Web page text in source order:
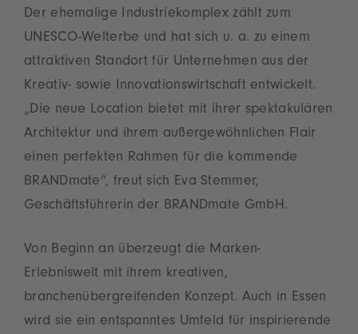
Der ehemalige Industriekomplex zählt zum
UNESCO-Welterbe und hat sich u. a. zu einem
attraktiven Standort für Unternehmen aus der
Kreativ- sowie Innovationswirtschaft entwickelt.
„Die neue Location bietet mit ihrer spektakulären
Architektur und ihrem außergewöhnlichen Flair
einen perfekten Rahmen für die kommende
BRANDmate“, freut sich Eva Stemmer,
Geschäftsführerin der BRANDmate GmbH.
Von Beginn an überzeugt die Marken-
Erlebniswelt mit ihrem kreativen,
branchenübergreifenden Konzept. Auch in Essen
wird sie ein entspanntes Umfeld für inspirierende